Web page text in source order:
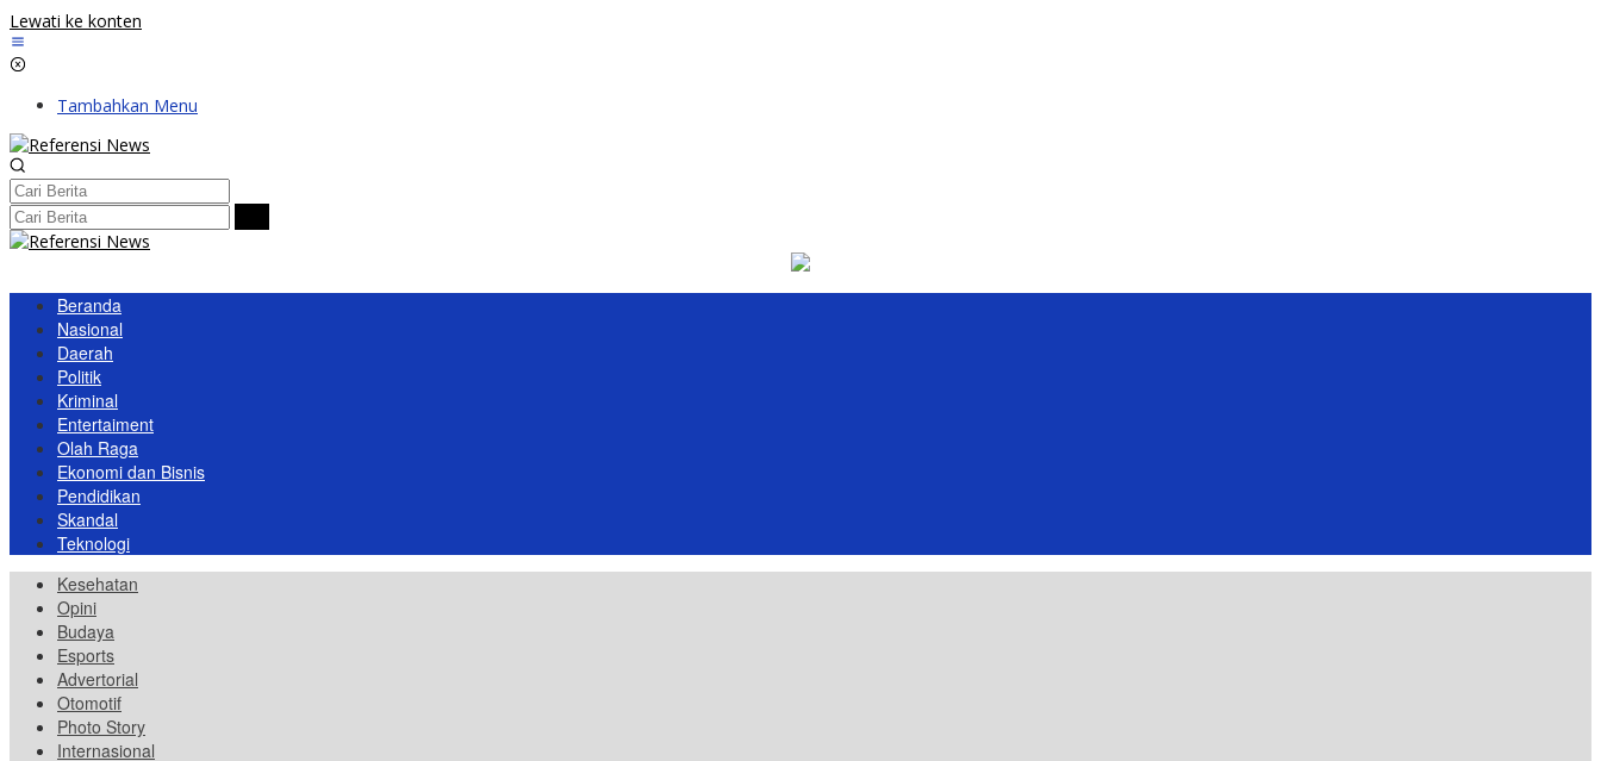
Lewati ke konten
Tambahkan Menu
Beranda
Nasional
Daerah
Politik
Kriminal
Entertaiment
Olah Raga
Ekonomi dan Bisnis
Pendidikan
Skandal
Teknologi
Kesehatan
Opini
Budaya
Esports
Advertorial
Otomotif
Photo Story
Internasional